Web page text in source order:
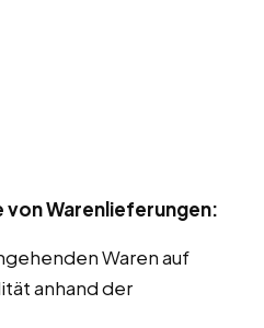
von Warenlieferungen:
Waren auf
anhand der